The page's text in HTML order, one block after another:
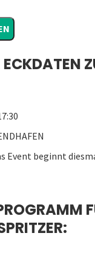
Event beginnt